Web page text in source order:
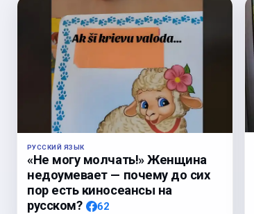
РУССКИЙ ЯЗЫК
«Не могу молчать!» Женщина
недоумевает — почему до сих
пор есть киносеансы на
русском?
62